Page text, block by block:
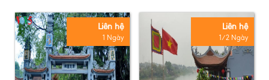
Liên hệ
1 Ngày
Liên hệ
1/2 Ngày